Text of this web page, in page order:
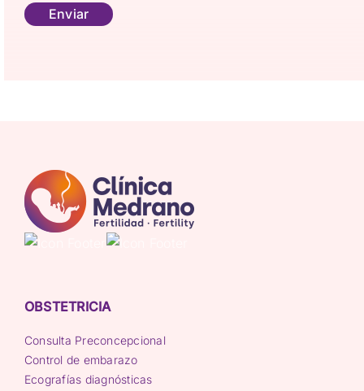
OBSTETRICIA
Consulta Preconcepcional
Control de embarazo
Ecografías diagnósticas